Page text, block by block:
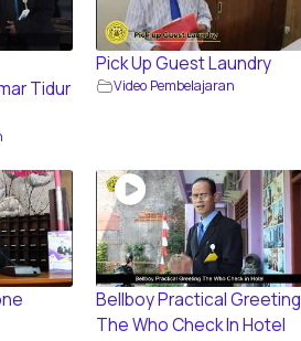
Tidur
Pick Up Guest Laundry
Video Pembelajaran
Bellboy Practical Greeting
The Who Check In Hotel